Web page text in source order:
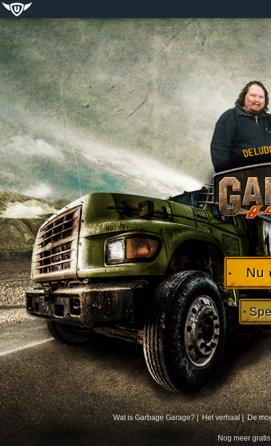
Nu
Wat is Garbage Garage? | Het verhaal | De
Nog meer